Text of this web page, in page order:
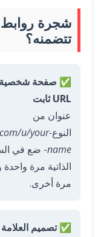
تتضمنه؟
✅ صفحة شخصية
URL ثابت
عنوان من
النوعu/your-
name- ضع في
الذاتية مرة واحدة
مرة أخرى.
✅ تصميم العلامة